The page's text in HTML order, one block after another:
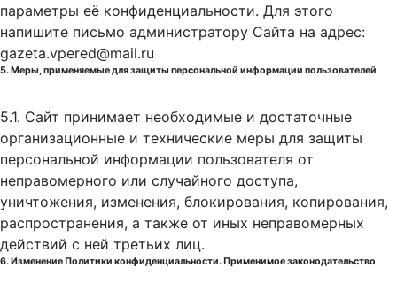
параметры её конфиденциальности. Для этого
напишите письмо администратору Сайта на адрес:
gazeta.vpered@mail.ru
5. Меры, применяемые для защиты персональной информации пользователей
5.1. Сайт принимает необходимые и достаточные
организационные и технические меры для защиты
персональной информации пользователя от
неправомерного или случайного доступа,
уничтожения, изменения, блокирования, копирования,
распространения, а также от иных неправомерных
действий с ней третьих лиц.
6. Изменение Политики конфиденциальности. Применимое законодательство